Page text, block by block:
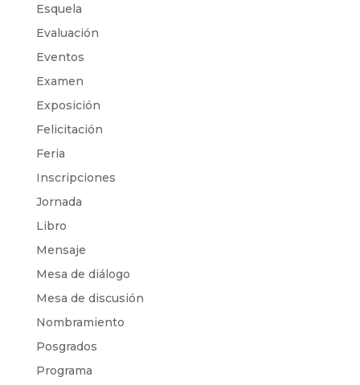
Esquela
Evaluación
Eventos
Examen
Exposición
Felicitación
Feria
Inscripciones
Jornada
Libro
Mensaje
Mesa de diálogo
Mesa de discusión
Nombramiento
Posgrados
Programa